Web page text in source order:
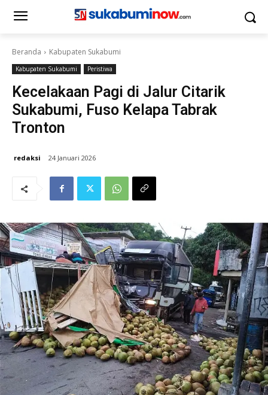
Beranda Kabupaten Sukabumi
Kabupaten Sukabumi Peristiwa
Kecelakaan Pagi di Jalur Citarik
Sukabumi, Fuso Kelapa Tabrak
Tronton
redaksi 24 Januari 2026